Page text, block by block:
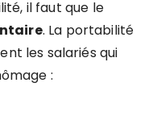
il faut que le
. La portabilité
les salariés qui
: